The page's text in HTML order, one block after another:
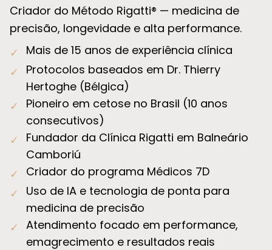
Criador do Método Rigatti® — medicina de
precisão, longevidade e alta performance.
✓
Mais de 15 anos de experiência clínica
✓
Protocolos baseados em Dr. Thierry
Hertoghe (Bélgica)
✓
Pioneiro em cetose no Brasil (10 anos
consecutivos)
✓
Fundador da Clínica Rigatti em Balneário
Camboriú
✓
Criador do programa Médicos 7D
✓
Uso de IA e tecnologia de ponta para
medicina de precisão
✓ Atendimento focado em performance,
emagrecimento e resultados reais